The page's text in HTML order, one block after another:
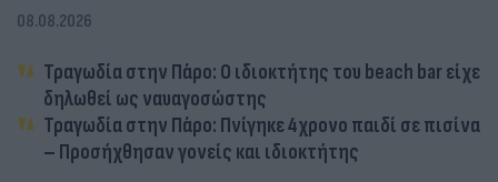
08.08.2026
Τραγωδία στην Πάρο: Ο ιδιοκτήτης του beach bar είχε
δηλωθεί ως ναυαγοσώστης
Τραγωδία στην Πάρο: Πνίγηκε 4χρονο παιδί σε πισίνα
– Προσήχθησαν γονείς και ιδιοκτήτης